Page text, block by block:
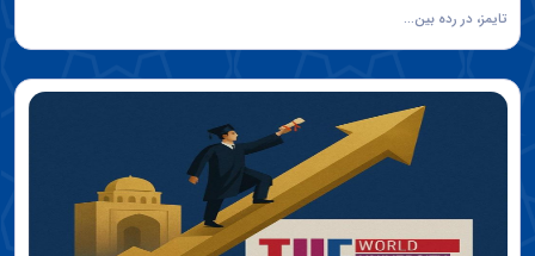
تایمز، در رده بین...